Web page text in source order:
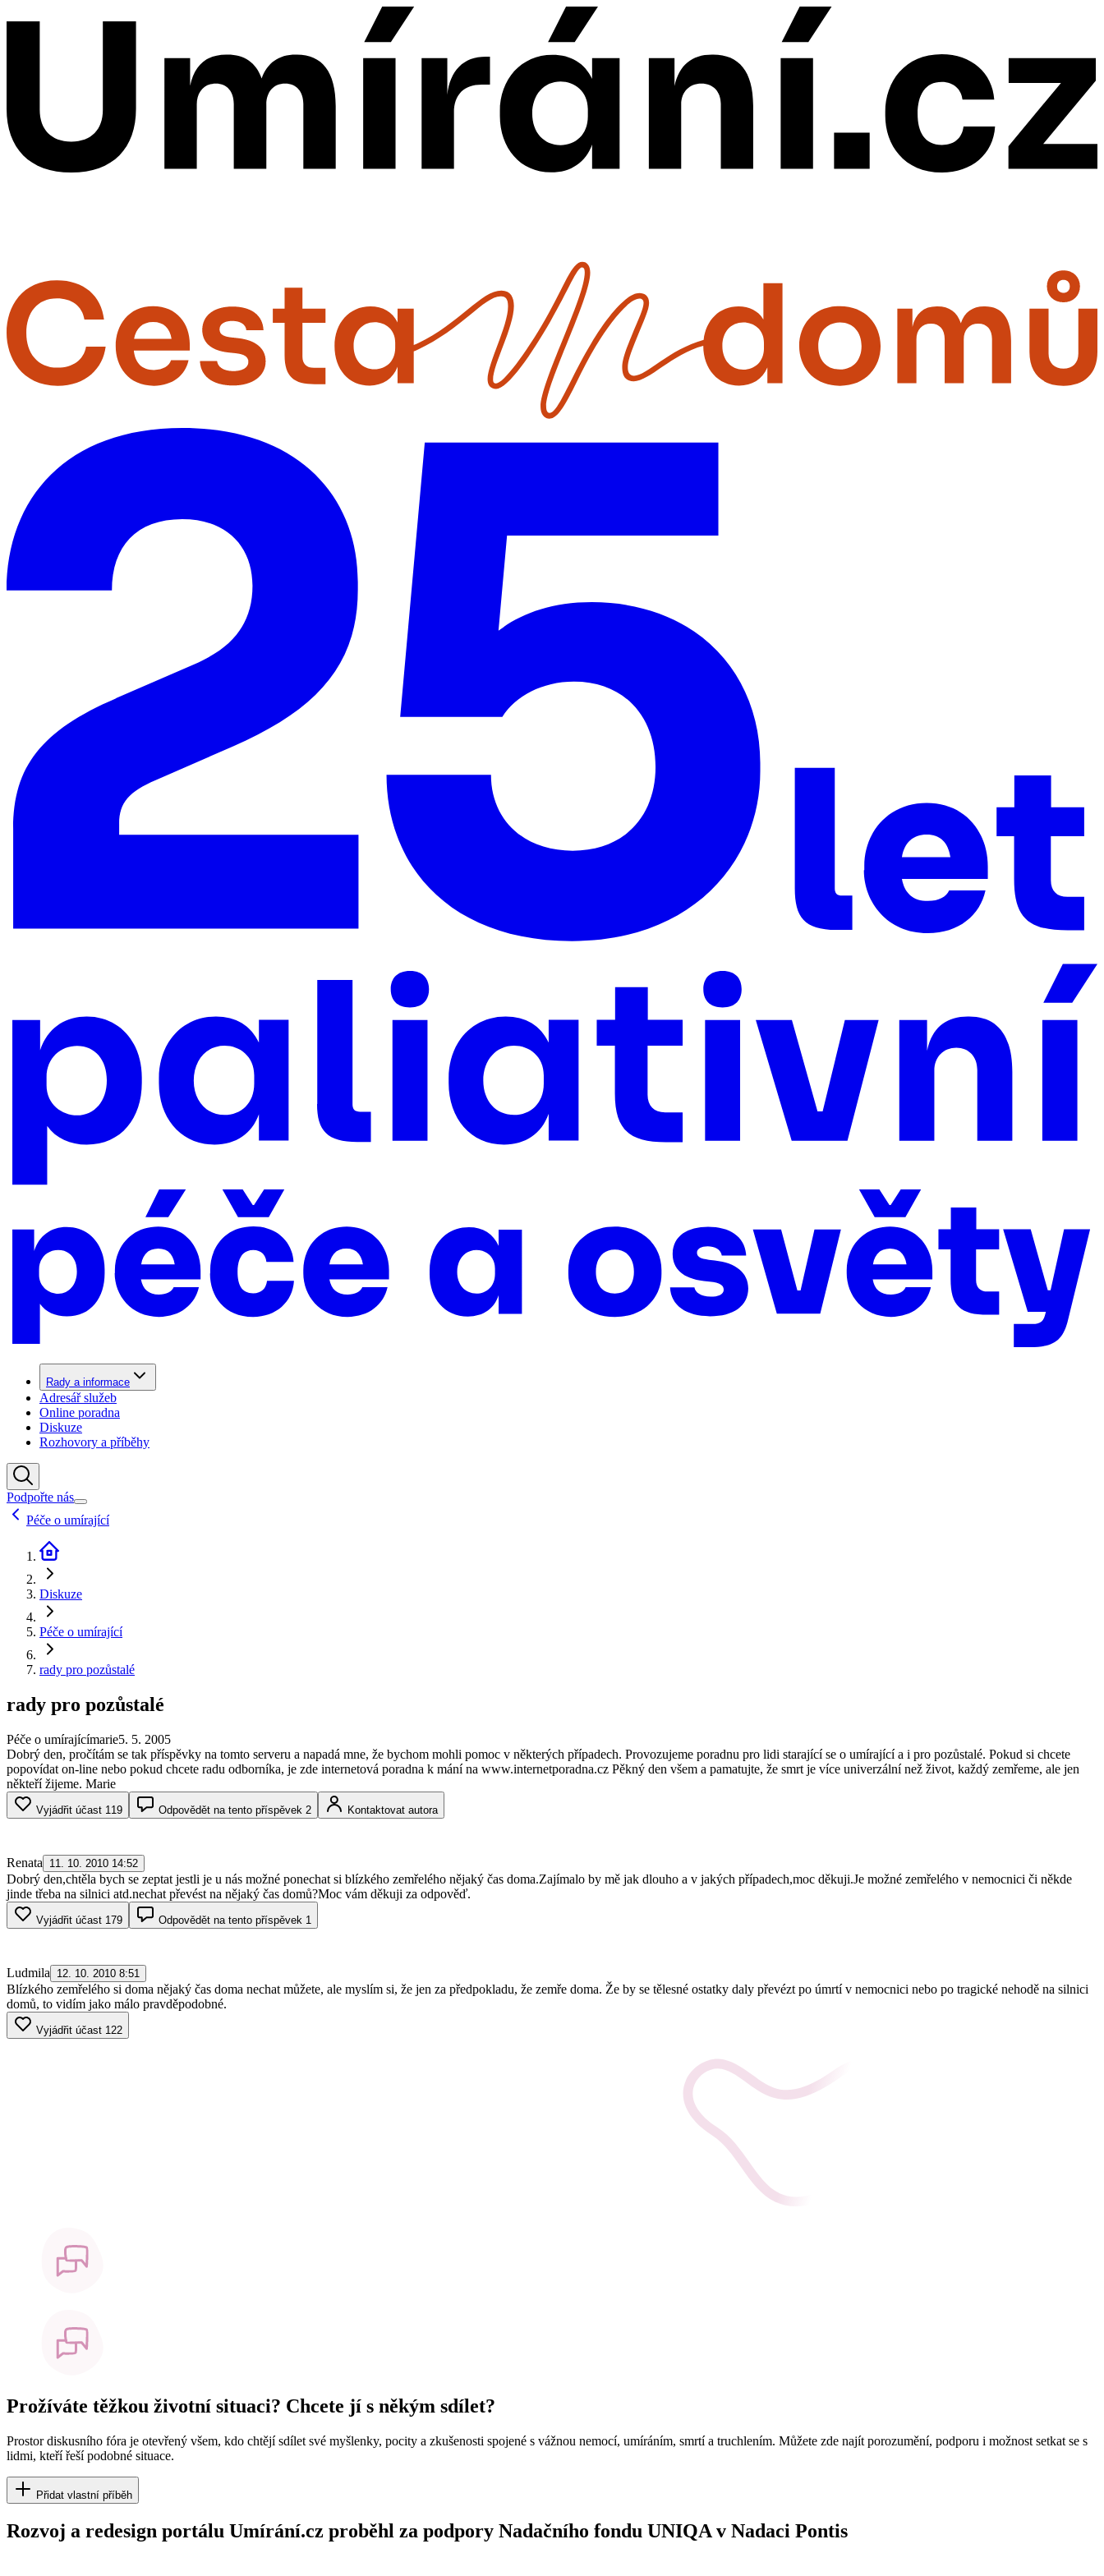
Rady a informace
Adresář služeb
Online poradna
Diskuze
Rozhovory a příběhy
Podpořte nás
Péče o umírající
Diskuze
Péče o umírající
rady pro pozůstalé
rady pro pozůstalé
Péče o umírajícímarie5. 5. 2005
Dobrý den, pročítám se tak příspěvky na tomto serveru a napadá mne, že bychom mohli pomoc v některých případech. Provozujeme poradnu pro lidi starající se o umírající a i pro pozůstalé. Pokud si chcete
popovídat on-line nebo pokud chcete radu odborníka, je zde internetová poradna k mání na www.internetporadna.cz Pěkný den všem a pamatujte, že smrt je více univerzální než život, každý zemřeme, ale jen
někteří žijeme. Marie
Vyjádřit účast 119 Odpovědět na tento příspěvek 2 Kontaktovat autora
Renata 11. 10. 2010 14:52
Dobrý den,chtěla bych se zeptat jestli je u nás možné ponechat si blízkého zemřelého nějaký čas doma.Zajímalo by mě jak dlouho a v jakých případech,moc děkuji.Je možné zemřelého v nemocnici či někde
jinde třeba na silnici atd.nechat převést na nějaký čas domů?Moc vám děkuji za odpověď.
Vyjádřit účast 179 Odpovědět na tento příspěvek 1
Ludmila 12. 10. 2010 8:51
Blízkého zemřelého si doma nějaký čas doma nechat můžete, ale myslím si, že jen za předpokladu, že zemře doma. Že by se tělesné ostatky daly převézt po úmrtí v nemocnici nebo po tragické nehodě na silnici
domů, to vidím jako málo pravděpodobné.
Vyjádřit účast 122
Prožíváte těžkou životní situaci? Chcete jí s někým sdílet?
Prostor diskusního fóra je otevřený všem, kdo chtějí sdílet své myšlenky, pocity a zkušenosti spojené s vážnou nemocí, umíráním, smrtí a truchlením. Můžete zde najít porozumění, podporu i možnost setkat se s
lidmi, kteří řeší podobné situace.
Přidat vlastní příběh
Rozvoj a redesign portálu Umírání.cz proběhl za podpory Nadačního fondu UNIQA v Nadaci Pontis